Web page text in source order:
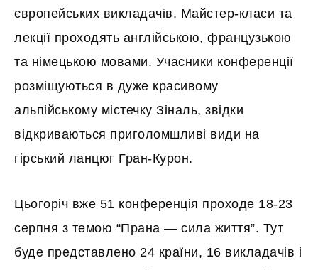
європейських викладачів. Майстер-класи та
лекції проходять англійською, французькою
та німецькою мовами. Учасники конференції
розміщуються в дуже красивому
альпійському містечку Зіналь, звідки
відкриваються приголомшливі види на
гірський ланцюг Гран-Курон.
Цьогоріч вже 51 конференція проходе 18-23
серпня з темою “Прана — сила життя”. Тут
буде представлено 24 країни, 16 викладачів і